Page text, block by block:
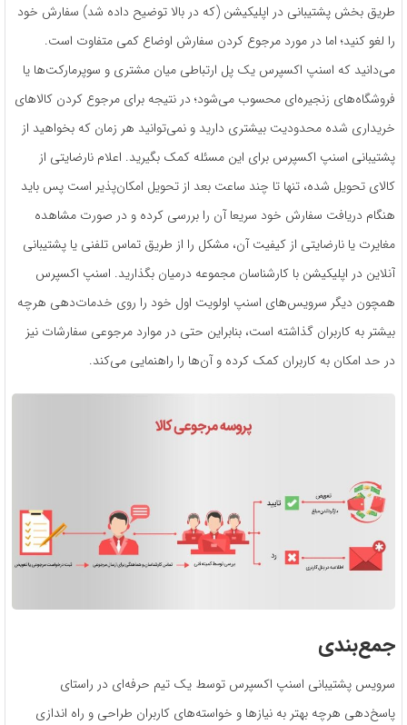
طریق بخش پشتیبانی در اپلیکیشن (که در بالا توضیح داده شد) سفارش خود
را لغو کنید؛ اما در مورد مرجوع کردن سفارش اوضاع کمی متفاوت است.
می‌دانید که اسنپ اکسپرس یک پل ارتباطی میان مشتری و سوپرمارکت‌ها یا
فروشگاه‌های زنجیره‌ای محسوب می‌شود؛ در نتیجه برای مرجوع کردن کالاهای
خریداری شده محدودیت بیشتری دارید و نمی‌توانید هر زمان که بخواهید از
پشتیبانی اسنپ اکسپرس برای این مسئله کمک بگیرید. اعلام نارضایتی از
کالای تحویل شده، تنها تا چند ساعت بعد از تحویل امکان‌پذیر است پس باید
هنگام دریافت سفارش خود سریعا آن را بررسی کرده و در صورت مشاهده
مغایرت یا نارضایتی از کیفیت آن، مشکل را از طریق تماس تلفنی یا پشتیبانی
آنلاین در اپلیکیشن با کارشناسان مجموعه درمیان بگذارید. اسنپ اکسپرس
همچون دیگر سرویس‌های اسنپ اولویت اول خود را روی خدمات‌دهی هرچه
بیشتر به کاربران گذاشته است، بنابراین حتی در موارد مرجوعی سفارشات نیز
در حد امکان به کاربران کمک کرده و آن‌ها را راهنمایی می‌کند.
جمع‌بندی
سرویس پشتیبانی اسنپ اکسپرس توسط یک تیم حرفه‌ای در راستای
پاسخ‌دهی هرچه بهتر به نیازها و خواسته‌های کاربران طراحی و راه اندازی